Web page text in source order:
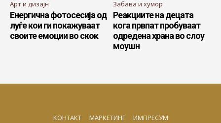
Арт и дизајн
Енергична фотосесија од
луѓе кои ги покажуваат
своите емоции во скок
Забава и хумор
Реакциите на децата
кога првпат пробуваат
одредена храна во слоу
моушн
КОНТАКТ МАРКЕТИНГ ИМПРЕСУМ